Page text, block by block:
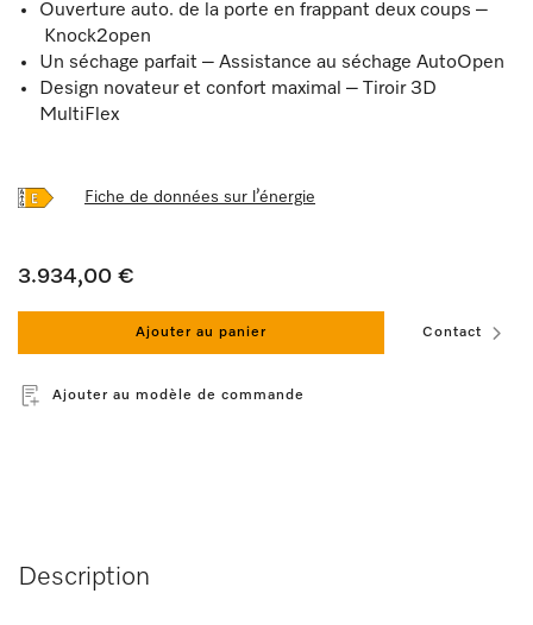
Ouverture auto. de la porte en frappant deux coups –
Knock2open
Un séchage parfait – Assistance au séchage AutoOpen
Design novateur et confort maximal – Tiroir 3D
MultiFlex
Fiche de données sur l’énergie
3.934,00 €
Ajouter au panier Contact
Ajouter au modèle de commande
Description